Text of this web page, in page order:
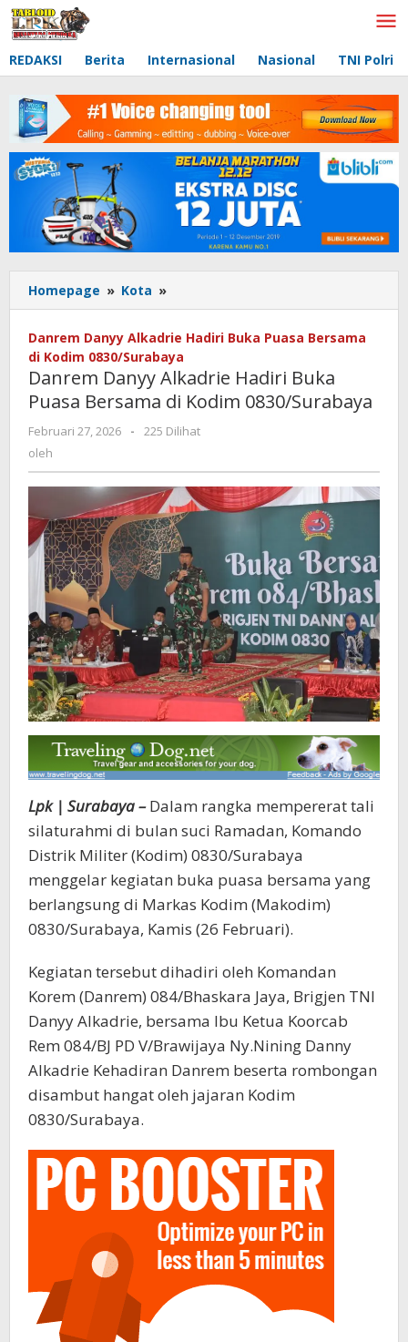
Lewati
ke
REDAKSI Berita Internasional Nasional TNI Polri
Homepage » Kota »
Danyy
Alkadrie
Hadiri
Buka
Puasa
Bersama
di
Danrem Danyy Alkadrie Hadiri Buka Puasa Bersama
di Kodim 0830/Surabaya
Danrem Danyy Alkadrie Hadiri Buka
Puasa Bersama di Kodim 0830/Surabaya
Februari 27, 2026 oleh
-
225 Dilihat
oleh
Lpk | Surabaya – Dalam rangka mempererat tali
silaturahmi di bulan suci Ramadan, Komando
Distrik Militer (Kodim) 0830/Surabaya
menggelar kegiatan buka puasa bersama yang
berlangsung di Markas Kodim (Makodim)
0830/Surabaya, Kamis (26 Februari).
Kegiatan tersebut dihadiri oleh Komandan
Korem (Danrem) 084/Bhaskara Jaya, Brigjen TNI
Danyy Alkadrie, bersama Ibu Ketua Koorcab
Rem 084/BJ PD V/Brawijaya Ny.Nining Danny
Alkadrie Kehadiran Danrem beserta rombongan
disambut hangat oleh jajaran Kodim
0830/Surabaya.